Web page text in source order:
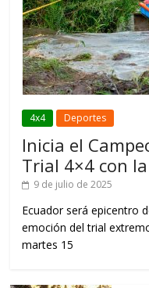
4x4 Deportes
Inicia el
Trial 4×4 con
9 de julio de 2025
Ecuador será epicentro
emoción del trial
martes 15